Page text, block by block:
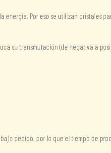
Por eso se utilizan cristales
su transmutación (de negativa a
pedido, por lo que el tiempo de